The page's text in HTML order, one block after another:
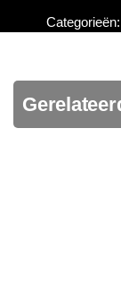
Categorieën: